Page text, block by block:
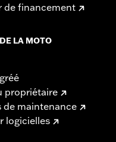
de financement
LA MOTO
propriétaire
de maintenance
logicielles